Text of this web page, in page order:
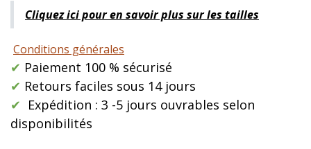
Cliquez ici pour en savoir plus sur les tailles
Conditions générales
✔ Paiement 100 % sécurisé
✔ Retours faciles sous 14 jours
✔ Expédition : 3 -5 jours ouvrables selon
disponibilités